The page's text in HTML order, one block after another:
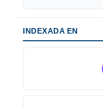
INDEXADA EN